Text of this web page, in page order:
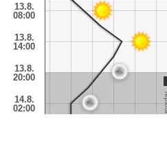
13.8.
08:00
13.8.
14:00
13.8.
20:00
14.8.
02:00